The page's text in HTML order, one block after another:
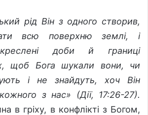
рід Він з одного створив,
всю поверхню землі, і
доби й границі
щоб Бога шукали вони, чи
і не знайдуть, хоч Він
з нас» (Дії, 17:26-27).
в гріху, в конфлікті з Богом,